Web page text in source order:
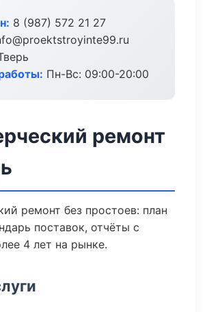
8 (987) 572 21 27
Пн-Вс: 09:00-20:00
ремонт
ремонт без простоев: план
поставок, отчёты с
4 лет на рынке.